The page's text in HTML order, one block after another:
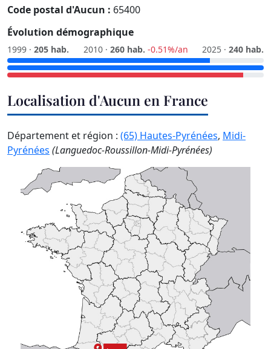
Code postal d'Aucun : 65400
Évolution démographique
1999 · 205 hab. 2010 · 260 hab. -0.51%/an 2025 · 240 hab.
Localisation d'Aucun en France
Département et région : (65) Hautes-Pyrénées, Midi-
Pyrénées (Languedoc-Roussillon-Midi-Pyrénées)